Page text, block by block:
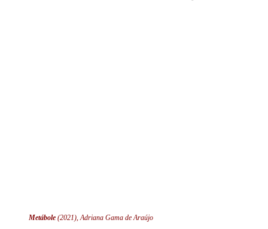
Metábole (2021), Adriana Gama de Araújo